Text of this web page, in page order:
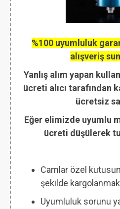
%100 uyumluluk
alışveriş
Yanlış alım yapan
ücreti alıcı tarafından
ücretsiz
Eğer elimizde uyumlu
ücreti düşülerek
Camlar özel
şekilde
Uyumluluk sorunu